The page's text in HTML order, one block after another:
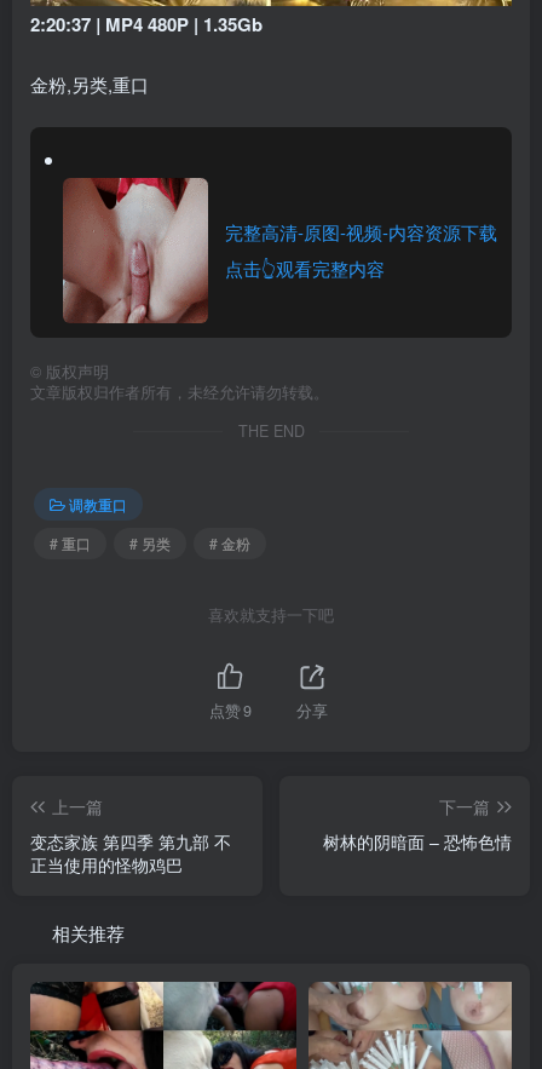
2:20:37 | MP4 480P | 1.35Gb
金粉,另类,重口
完整高清-原图-视频-内容资源下载
点击👆观看完整内容
© 版权声明
文章版权归作者所有，未经允许请勿转载。
THE END
调教重口
# 重口
# 另类 # 金粉
喜欢就支持一下吧
点赞9 分享
上一篇
变态家族 第四季 第九部 不
正当使用的怪物鸡巴
下一篇
树林的阴暗面 – 恐怖色情
相关推荐